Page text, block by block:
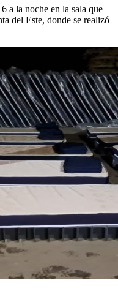
a la noche en la sala que
del Este, donde se realizó